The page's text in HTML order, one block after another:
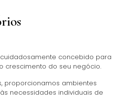
concebido para
crescimento do seu negócio.
proporcionamos ambientes
necessidades individuais de